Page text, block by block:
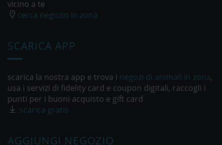
vicino a te
cerca negozio in zona
SCARICA APP
scarica la nostra app e trova i negozi di animali in zona,
usa i servizi di fidelity card e coupon digitali, raccogli i
punti per i buoni acquisto e gift card
scarica gratis
AGGIUNGI NEGOZIO